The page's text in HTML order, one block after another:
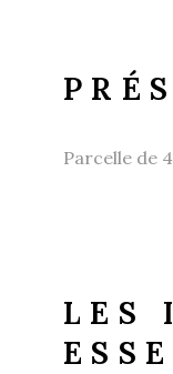
Parcelle de
LES